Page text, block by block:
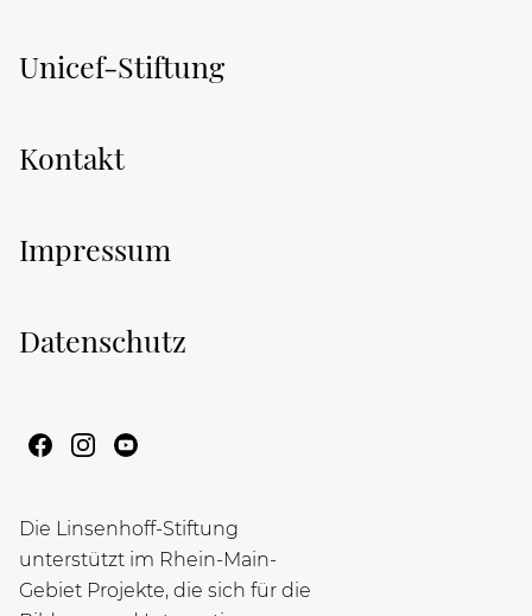
Unicef-Stiftung
Kontakt
Impressum
Datenschutz
Die Linsenhoff-Stiftung
unterstützt im Rhein-Main-
Gebiet Projekte, die sich für die